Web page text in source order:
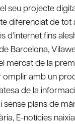
seu projecte
diferenciat de tot
d’internet fins
Barcelona,
mercat de la
omplir amb un
de la
sense plans de
E-notícies